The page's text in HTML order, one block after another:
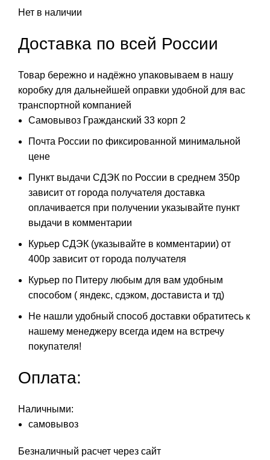
Нет в наличии
Доставка по всей России
Товар бережно и надёжно упаковываем в нашу
коробку для дальнейшей оправки удобной для вас
транспортной компанией
Самовывоз Гражданский 33 корп 2
Почта России по фиксированной минимальной
цене
Пункт выдачи СДЭК по России в среднем 350р
зависит от города получателя доставка
оплачивается при получении указывайте пункт
выдачи в комментарии
Курьер СДЭК (указывайте в комментарии) от
400р зависит от города получателя
Курьер по Питеру любым для вам удобным
способом ( яндекс, сдэком, достависта и тд)
Не нашли удобный способ доставки обратитесь к
нашему менеджеру всегда идем на встречу
покупателя!
Оплата:
Наличными:
самовывоз
Безналичный расчет через сайт